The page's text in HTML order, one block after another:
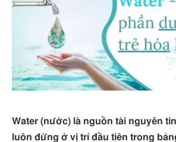
Water (nước) là nguồn tài nguyên
luôn đứng ở vị trí đầu tiên trong